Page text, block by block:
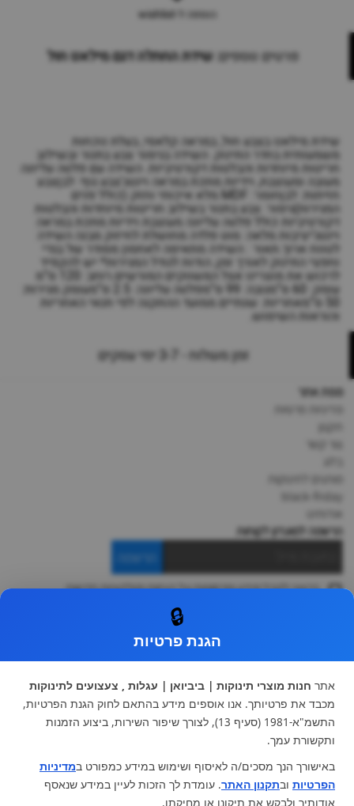
הוספה ל-wishlist
פרטים נוספים:שידת החתלה דגם מילאנו חול
שידת מילאנו בצבע חול, במראה קלאסי, בעלת נוכחות
משמעותית בחדר התינוק. השידה בגימור צבע בתנור ובשילוב
חריטות מיוחדות והבלטות דקורטיביות. השידה עם פלטה עליונה
מעובה ומעוצבת, וידיות מתכת במראה וינטג'צבע גוף: לבןצבע
חזיתות: לבןחומר: MDF מלא איכותי וחזק (כולל פנים
המגירות)גימור: צבע בתנור בשילוב חריטות מיוחדות והבלטות
דקורטיביות כולל פלטה עליונה מעוצבת וידיות מתכת במראה
וינטג’יציבות מלאה: מוט פלדה מחושלת לחיזוק מבנה השידה
לטווח ארוך.תאור : השידה מתאימה לאחסון מסודר של בגדי
וחפצי התינוק לאורך זמן, הודות לגודל המגירות* יש להקפיד
לרכוש את מוצרינו אצל המשווקים המורשים.רוחב: 120 ס”מ
עומק: 60 ס”מגובה: 99 ס”מפלטה עליונה: 2.5 ס”מעומק מגירות:
50 ס”מאחריות: שנתיים ממועד ההתקנה לפי תנאי האחריות
והוראות השימוש.
זמן משלוח - 3-7 ימי עסקים
מפת אתר
צור קשר
מותגים לתינוקות
black-friday
אודותינו
הרשמה למועדון לקוחות
הרשמה
ברצוני לקבל מידע ופרסומות על הנחות וקולקציות חדשות
עגלות וטיולונים
כיסא בטיחות ואביזרים
ריהוט לתינוקות
מצעים למיטת תינוק וטקסטיל
צעצועי ילדים
על גלגלים
הנקה והאכלה
מוצרי אמבטיה
מוזמנים לבקר אותנו:
🔒
הגנת פרטיות
אתר חנות מוצרי תינוקות | ביביואן | עגלות , צעצועים לתינוקות
מכבד את פרטיותך. אנו אוספים מידע בהתאם לחוק הגנת הפרטיות,
התשמ"א-1981 (סעיף 13), לצורך שיפור השירות, ביצוע הזמנות
ותקשורת עמך.
באישורך הנך מסכים/ה לאיסוף ושימוש במידע כמפורט במדיניות
הפרטיות ובתקנון האתר. עומדת לך הזכות לעיין במידע שנאסף
אודותיך ולבקש את תיקונו או מחיקתו.